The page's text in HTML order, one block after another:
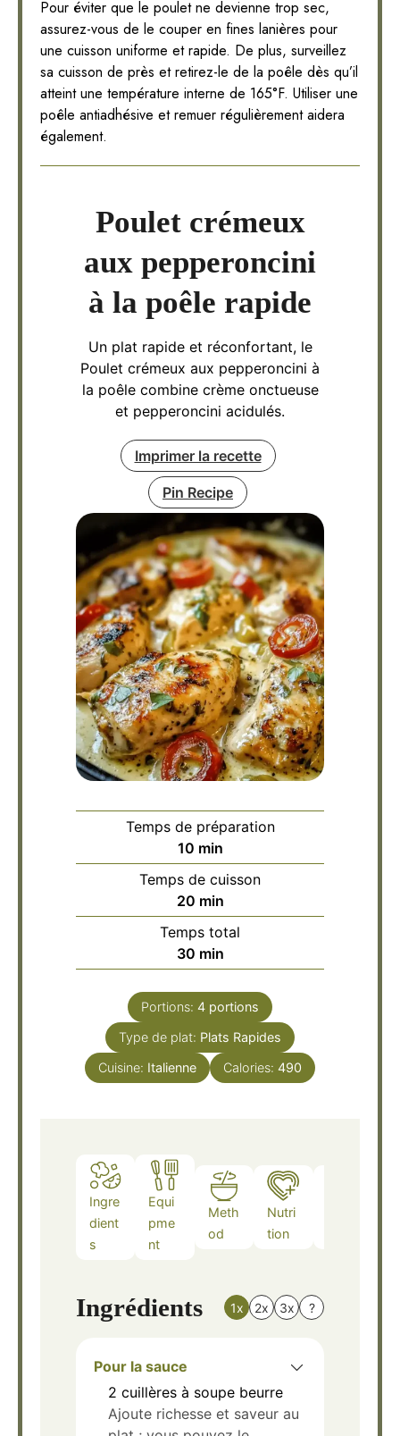
Pour éviter que le poulet ne devienne trop sec,
assurez-vous de le couper en fines lanières pour
une cuisson uniforme et rapide. De plus, surveillez
sa cuisson de près et retirez-le de la poêle dès qu’il
atteint une température interne de 165°F. Utiliser une
poêle antiadhésive et remuer régulièrement aidera
également.
Poulet crémeux
aux pepperoncini
à la poêle rapide
Un plat rapide et réconfortant, le
Poulet crémeux aux pepperoncini à
la poêle combine crème onctueuse
et pepperoncini acidulés.
Imprimer la recette
Pin Recipe
Temps de préparation
10minutes
min
Temps de cuisson
20minutes
min
Temps total
30minutes
min
Portions: 4 portions
Type de plat: Plats Rapides
Cuisine: Italienne Calories: 490
Ingre
dient
s
Equi
pme
nt
Meth
od
Nutri
tion
Ingrédients 1x 2x 3x ?
Pour la sauce
2 cuillères à soupe beurre
Ajoute richesse et saveur au